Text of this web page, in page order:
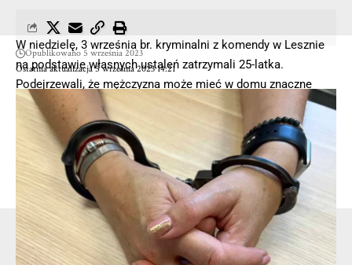
W niedzielę, 3 września br. kryminalni z komendy w Lesznie
na podstawie własnych ustaleń zatrzymali 25-latka.
Podejrzewali, że mężczyzna może mieć w domu znaczne
ilości narkotyków.
Podczas przeszukania mieszkania zajmowanego przez 25-
latka policjanci znaleźli ponad dwa kilogramy narkotyków. To
było ponad kilogram amfetaminy, kilogram marihuany oraz
blisko 100 g haszyszu.
- Reklama -
Ostatnia aktualizacja 5 września 2023 14:21
Opublikowano 5 września 2023